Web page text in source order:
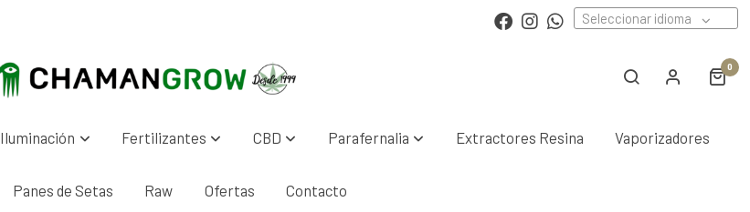
Seleccionar idioma
0
Iluminación Fertilizantes CBD Parafernalia Extractores Resina Vaporizadores
Panes de Setas Raw Ofertas Contacto